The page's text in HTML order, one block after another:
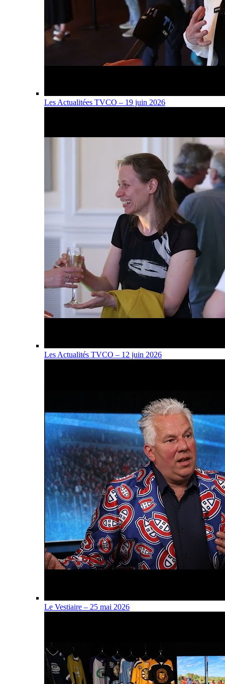
Les Actualitées TVCO – 19 juin 2026
Les Actualités TVCO – 12 juin 2026
Le Vestiaire – 25 mai 2026